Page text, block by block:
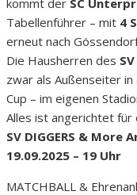
kommt der SC
Tabellenführer – mit 4
erneut nach
Die Hausherren des
zwar als Außenseiter
Cup – im eigenen
Alles ist angerichtet für
SV DIGGERS & More
19.09.2025 – 19 Uhr
MATCHBALL &